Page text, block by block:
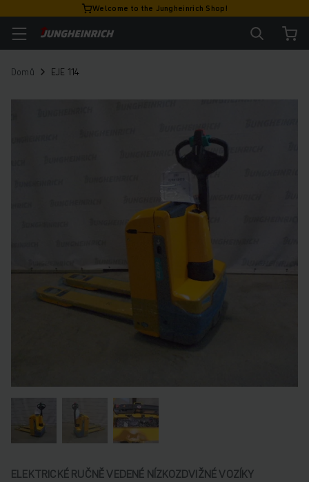
Welcome to the Jungheinrich Shop!
Domů EJE 114
ELEKTRICKÉ RUČNĚ VEDENÉ NÍZKOZDVIŽNÉ VOZÍKY